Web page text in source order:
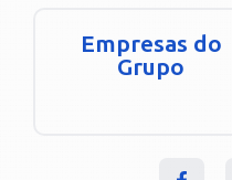
Empresas do
Grupo